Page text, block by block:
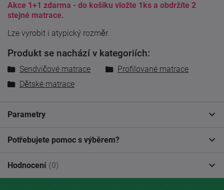
Akce 1+1 zdarma - do košíku vložte 1ks a obdržíte 2
stejné matrace.
Lze vyrobit i atypický rozměr.
Produkt se nachází v kategoriích:
Sendvičové matrace
Profilované matrace
Dětské matrace
Parametry
Potřebujete pomoc s výběrem?
Hodnocení (0)